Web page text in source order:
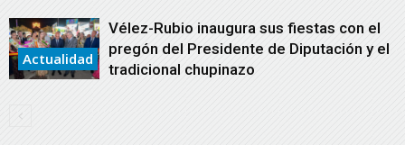
Actualidad
Vélez-Rubio inaugura sus fiestas con el
pregón del Presidente de Diputación y el
tradicional chupinazo